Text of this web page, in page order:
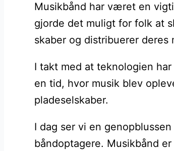
Musikbånd har været en
gjorde det muligt for folk at
skaber og distribuerer deres
I takt med at teknologien
en tid, hvor musik blev
pladeselskaber.
I dag ser vi en
båndoptagere. Musikbånd